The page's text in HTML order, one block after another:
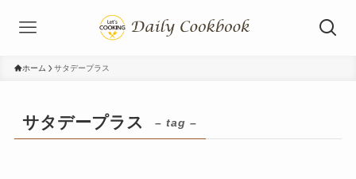
ホーム サタデープラス
サタデープラス – tag –